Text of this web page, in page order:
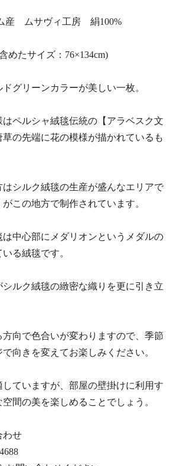
産 ムサヴィ工房 絹100%
めたサイズ：76×134cm)
グリーンカラーが美しい一枚。
ペルシャ絨毯伝統の【アラベスク文
の先端に花の模様が描かれているも
はシルク絨毯の生産が盛んなエリアで
この地方で制作されています。
は中心部にメダリオンというメダルの
る絨毯です。
ルク絨毯の緻密な織りを更に引き立
方向で色合いが変わりますので、季節
向きを変えてお楽しみください。
ていますが、部屋の壁掛けに利用す
間の美を楽しめることでしょう。
わせ